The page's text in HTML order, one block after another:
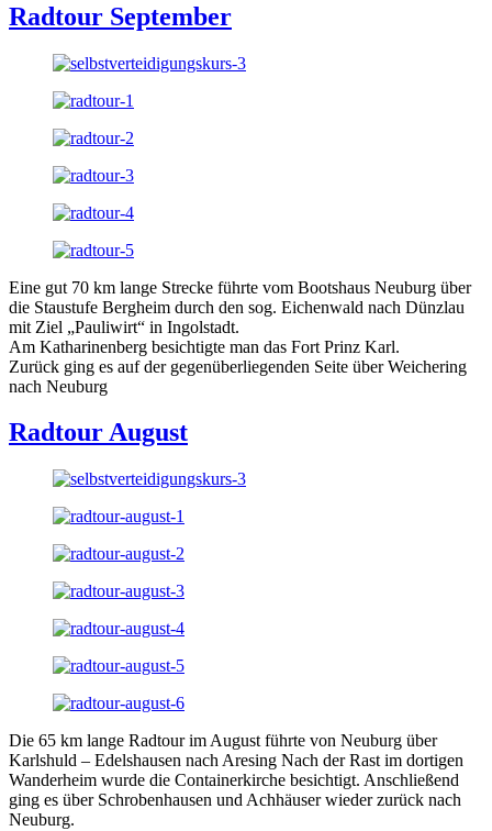
Radtour September
Eine gut 70 km lange Strecke führte vom Bootshaus Neuburg über
die Staustufe Bergheim durch den sog. Eichenwald nach Dünzlau
mit Ziel „Pauliwirt“ in Ingolstadt.
Am Katharinenberg besichtigte man das Fort Prinz Karl.
Zurück ging es auf der gegenüberliegenden Seite über Weichering
nach Neuburg
Radtour August
Die 65 km lange Radtour im August führte von Neuburg über
Karlshuld – Edelshausen nach Aresing Nach der Rast im dortigen
Wanderheim wurde die Containerkirche besichtigt. Anschließend
ging es über Schrobenhausen und Achhäuser wieder zurück nach
Neuburg.